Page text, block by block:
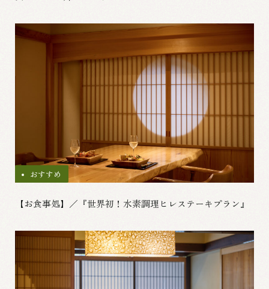
おすすめ
【お食事処】／『世界初！水素調理ヒレステーキプラン』